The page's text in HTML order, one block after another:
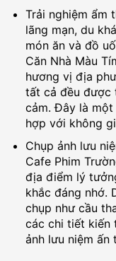
Trải nghiệm ẩm
lãng mạn, du
món ăn và đồ
Căn Nhà Màu
hương vị địa
tất cả đều được
cảm. Đây là
hợp với không
Chụp ảnh lưu
Cafe Phim
địa điểm lý
khắc đáng nhớ.
chụp như cầu
các chi tiết kiến
ảnh lưu niệm ấn